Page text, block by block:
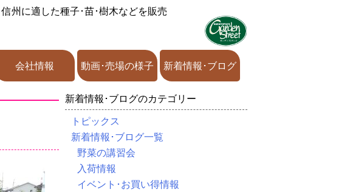
信州に適した種子･苗･樹木などを販売
会社情報 動画･売場の様子 新着情報･ブログ
新着情報･ブログのカテゴリー
トピックス
新着情報･ブログ一覧
野菜の講習会
入荷情報
イベント･お買い得情報